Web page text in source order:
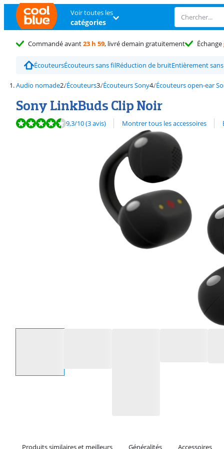
Voir toutes les
catégories
Commandé avant23 h 59, livré demain gratuitement Échange
ÉcouteursÉcouteurs sans filRéduction de bruitEntièrement
Audio nomade Écouteurs Écouteurs Sony Écouteurs open-ear
Sony LinkBuds Clip Noir
La note est de 9,3 sur 10, basée sur 3 avis.
9,3/10(3 avis) Montrer tous les accessoires
Découvrez l'ensemble des
Produits similaires et meilleurs Généralités Accessoires